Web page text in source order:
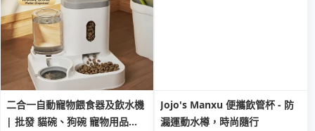
二合一自動寵物餵食器及飲水機
| 批發 貓碗、狗碗 寵物用品
Jojo's Manxu 便攜飲管杯 - 防
漏運動水樽，時尚隨行